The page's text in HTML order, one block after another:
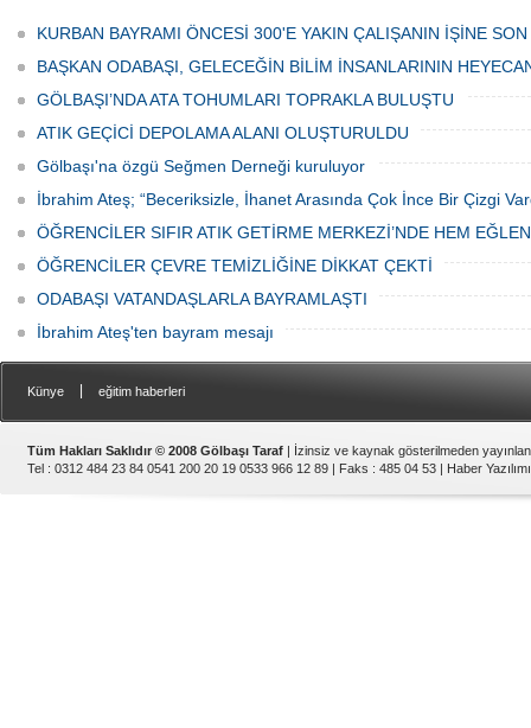
Haftası" etkinlikleri Ankara'da devam
ediyor.
bulunan esnaf ve alışverişe gelen
vatandaşlar park cezaları yüzünden
canından bezdi.
KURBAN BAYRAMI ÖNCESİ 300'E YAKIN ÇALIŞANIN İŞİNE
BAŞKAN ODABAŞI, GELECEĞİN BİLİM İNSANLARININ
GÖLBAŞI’NDA ATA TOHUMLARI TOPRAKLA BULUŞTU
ATIK GEÇİCİ DEPOLAMA ALANI OLUŞTURULDU
Gölbaşı'na özgü Seğmen Derneği kuruluyor
İbrahim Ateş; “Beceriksizle, İhanet Arasında Çok İnce Bir Çizgi
ÖĞRENCİLER SIFIR ATIK GETİRME MERKEZİ’NDE HEM
ÖĞRENCİLER ÇEVRE TEMİZLİĞİNE DİKKAT ÇEKTİ
ODABAŞI VATANDAŞLARLA BAYRAMLAŞTI
İbrahim Ateş'ten bayram mesajı
Künye eğitim haberleri
Tüm Hakları Saklıdır © 2008 Gölbaşı Taraf | İzinsiz ve kaynak gösterilmeden
Tel : 0312 484 23 84 0541 200 20 19 0533 966 12 89 | Faks : 485 04 53 | Haber Yazılımı